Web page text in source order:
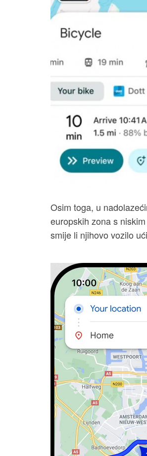
Osim toga, u
europskih zona s
smije li njihovo vozilo